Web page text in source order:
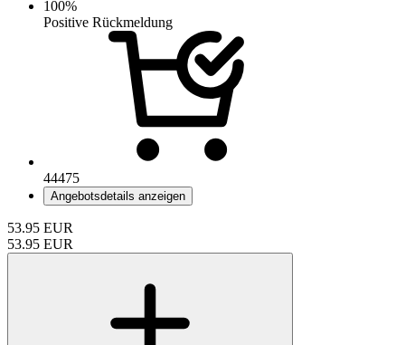
100%
Positive Rückmeldung
44475
Angebotsdetails anzeigen
53.95 EUR
53.95 EUR